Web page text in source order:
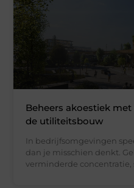
Beheers akoestiek
de utiliteitsbouw
In bedrijfsomgevingen
dan je misschien denkt.
verminderde concentratie,